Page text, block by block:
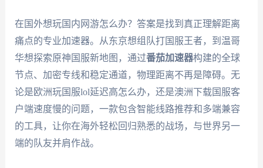
在国外想玩国内网游怎么办？答案是找到真正理解距离
痛点的专业加速器。从东京想组队打国服王者，到温哥
华想探索原神国服新地图，通过番茄加速器构建的全球
节点、加密专线和稳定通道，物理距离不再是障碍。无
论是欧洲玩国服lol延迟高怎么办，还是澳洲下载国服客
户端速度慢的问题，一款包含智能线路推荐和多端兼容
的工具，让你在海外轻松回归熟悉的战场，与世界另一
端的队友并肩作战。